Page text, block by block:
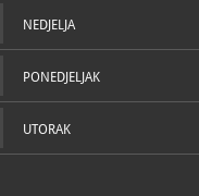
NEDJELJA
PONEDJELJAK
UTORAK